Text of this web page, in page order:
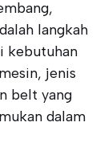
langkah
kebutuhan
jenis
belt yang
dalam